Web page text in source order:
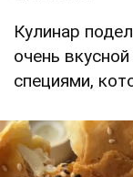
Кулинар
очень
специями,